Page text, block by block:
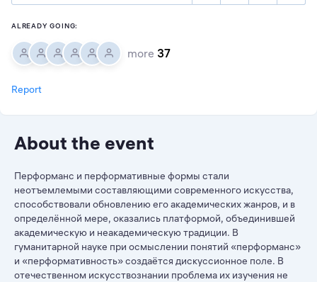
ALREADY GOING:
more 37
Report
About the event
Перформанс и перформативные формы стали
неотъемлемыми составляющими современного искусства,
способствовали обновлению его академических жанров, и в
определённой мере, оказались платформой, объединившей
академическую и неакадемическую традиции. В
гуманитарной науке при осмыслении понятий «перформанс»
и «перформативность» создаётся дискуссионное поле. В
отечественном искусствознании проблема их изучения не